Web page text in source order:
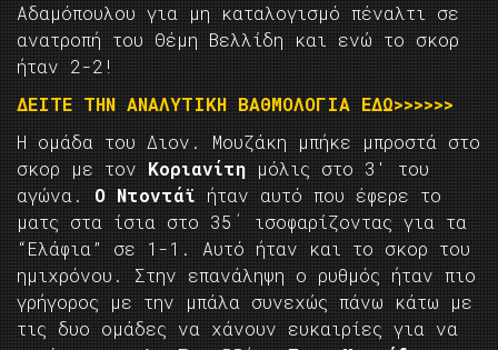
Αδαμόπουλου για μη καταλογισμό πέναλτι σε
ανατροπή του Θέμη Βελλίδη και ενώ το σκορ
ήταν 2-2!
ΔΕΙΤΕ ΤΗΝ ΑΝΑΛΥΤΙΚΗ ΒΑΘΜΟΛΟΓΙΑ ΕΔΩ>>>>>>
Η ομάδα του Διον. Μουζάκη μπήκε μπροστά στο
σκορ με τον Κοριανίτη μόλις στο 3′ του
αγώνα. Ο Ντοντάϊ ήταν αυτό που έφερε το
ματς στα ίσια στο 35΄ ισοφαρίζοντας για τα
“Ελάφια” σε 1-1. Αυτό ήταν και το σκορ του
ημιχρόνου. Στην επανάληψη ο ρυθμός ήταν πιο
γρήγορος με την μπάλα συνεχώς πάνω κάτω με
τις δυο ομάδες να χάνουν ευκαιρίες για να